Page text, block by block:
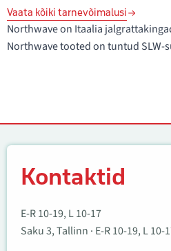
Vaata kõiki tarnevõimalusi
Northwave on Itaalia
Northwave tooted on tuntud SLW-
Kontaktid
E-R 10-19, L 10-17
Saku 3, Tallinn · E-R 10-19, L 10-